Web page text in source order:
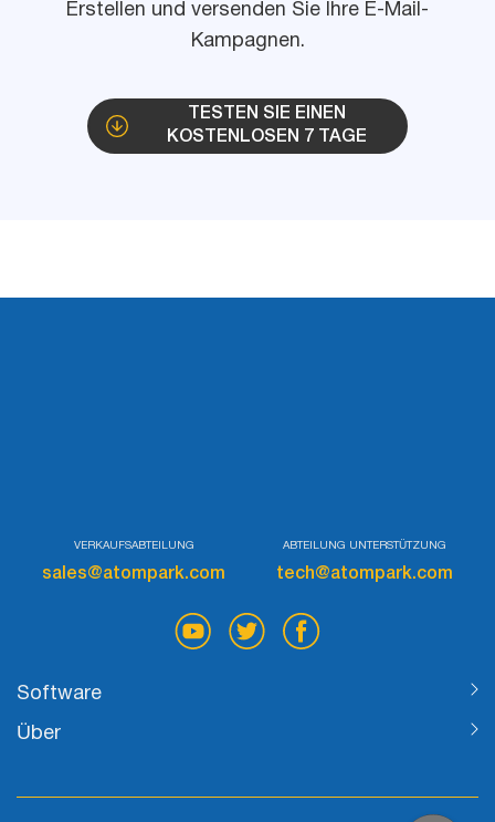
Erstellen und versenden Sie Ihre E-Mail-
Kampagnen.
TESTEN SIE EINEN
KOSTENLOSEN 7 TAGE
VERKAUFSABTEILUNG
sales@atompark.com
ABTEILUNG UNTERSTÜTZUNG
tech@atompark.com
Software
Über